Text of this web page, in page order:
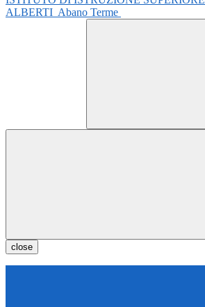
ALBERTI Abano Terme
close